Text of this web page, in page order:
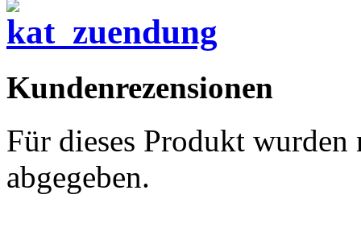
Kundenrezensionen
Für dieses Produkt
abgegeben.